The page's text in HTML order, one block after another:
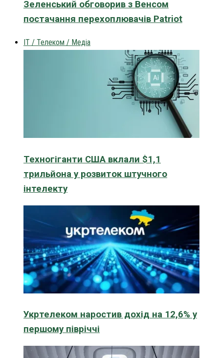
Зеленський обговорив з Венсом
постачання перехоплювачів Patriot
IT / Телеком / Медіа
Техногіганти США вклали $1,1
трильйона у розвиток штучного
інтелекту
Укртелеком наростив дохід на 12,6% у
першому півріччі